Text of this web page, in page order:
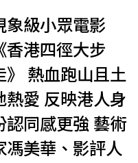
象級小眾電影
《香港四徑大步
》 熱血跑山且土
熱愛 反映港人身
認同感更強 藝術
馮美華、影評人